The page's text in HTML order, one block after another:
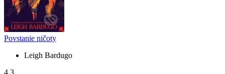
Povstanie ničoty
Leigh Bardugo